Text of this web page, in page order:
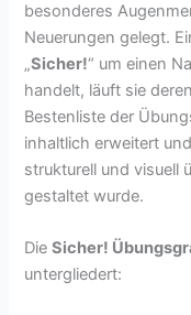
besonderes
Neuerungen gelegt.
„Sicher!“ um einen
handelt, läuft sie
Bestenliste der
inhaltlich erweitert
strukturell und visuell
gestaltet wurde.
DieSicher!
untergliedert: